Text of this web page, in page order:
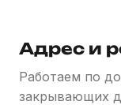
Адрес и
Работаем по
закрывающих